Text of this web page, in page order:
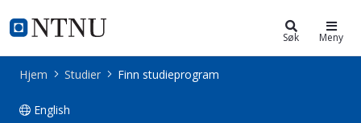
NTNU Hjemmeside
Studier Søk Meny
Hjem Studier Finn studieprogram
English